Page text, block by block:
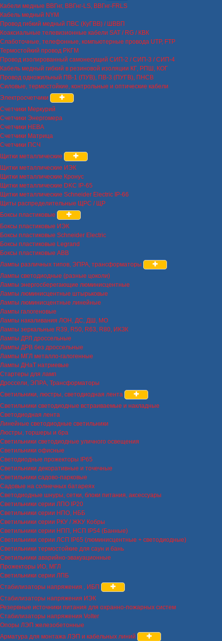
Кабели медные ВВГнг, ВВГнг-LS, ВВГнг-FRLS
Кабель медный NYM
Провод гибкий медный ПВС (КуГВВ) / ШВВП
Коаксиальные телевизионные кабели SAT / RG / КВК
Слаботочные, телефонные, компьютерные провода UTP, FTP
Термостойкий провод РКГМ
Провод изолированный самонесущий СИП-2 / СИП-3 / СИП-4
Кабель медный гибкий в резиновой изоляции КГ, РПШ, КОГ
Провод одножильный ПВ-1 (ПУВ), ПВ-3 (ПУГВ), ПНСВ
Силовые, термостойкие, контрольные и оптические кабели
Электросчетчики
Счетчики Меркурий
Счетчики Энергомера
Счетчики НЕВА
Счетчики Матрица
Счетчики ПСЧ
Щитки металлические
Щитки металлические ИЭК
Щитки металлические Кронус
Щитки металлические DKC IP-65
Щитки металлические Schneider Electric IP-66
Щиты распределительные ЩРС / ЩР
Боксы пластиковые
Боксы пластиковые ИЭК
Боксы пластиковые Schneider Electric
Боксы пластиковые Legrand
Боксы пластиковые ABB
Лампы различных типов, ЭПРА, трансформаторы
Лампы светодиодные (разные цоколи)
Лампы энергосберегающие люминисцентные
Лампы люминисцентные штырьковые
Лампы люминисцентные линейные
Лампы галогеновые
Лампы накаливания ЛОН, ДС, ДШ, МО
Лампы зеркальные R39, R50, R63, R80, ИКЗК
Лампы ДРЛ дроссельные
Лампы ДРВ без дроссельные
Лампы МГЛ металло-галогенные
Лампы ДНаТ натриевые
Стартеры для ламп
Дроссели, ЭПРА, Трансформаторы
Светильники, люстры, светодиодная лента
Светильники светодиодные встраиваемые и накладные
Светодиодная лента
Линейные светодиодные светильники
Люстры, торшеры и бра
Светильники светодиодные уличного освещения
Светильники офисные
Светодиодные прожекторы IP65
Светильники декоративные и точечные
Светильники садово-парковые
Садовые на солнечных батареях
Светодиодные шнуры, сетки, блоки питания, аксессуары
Светильники серии ЛПО IP20
Светильники серии НПО, НББ
Светильники серии РКУ / ЖКУ Кобры
Светильники серии НПП, НСП IP54 (Банные)
Светильники серии ЛСП IP65 (люминисцентные + светодиодные)
Светильники термостойкие для саун и бань
Светильники аварийно-эвакуационные
Прожекторы ИО, МГЛ
Светильники серии ЛПБ
Стабилизаторы напряжения , ИБП
Стабилизаторы напряжения ИЭК
Резервные источники питания для охранно-пожарных систем
Стабилизаторы напряжения Volter
Опоры ЛЭП железобетонные
Арматура для монтажа ЛЭП и кабельных линий